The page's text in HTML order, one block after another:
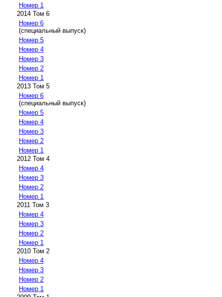
Номер 1
2014 Том 6
Номер 6
(специальный выпуск)
Номер 5
Номер 4
Номер 3
Номер 2
Номер 1
2013 Том 5
Номер 6
(специальный выпуск)
Номер 5
Номер 4
Номер 3
Номер 2
Номер 1
2012 Том 4
Номер 4
Номер 3
Номер 2
Номер 1
2011 Том 3
Номер 4
Номер 3
Номер 2
Номер 1
2010 Том 2
Номер 4
Номер 3
Номер 2
Номер 1